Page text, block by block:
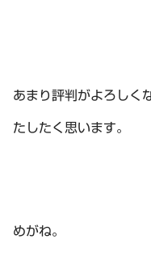
あまり評判がよろしく
たしたく思います。
めがね。